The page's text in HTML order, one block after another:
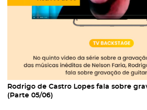
Rodrigo de Castro Lopes fala sobre
(Parte 05/06)